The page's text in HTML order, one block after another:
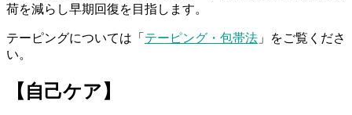
荷を減らし早期回復を目指します。
テーピングについては「 テーピング・包帯法 」をご覧くださ
い。
【自己ケア】